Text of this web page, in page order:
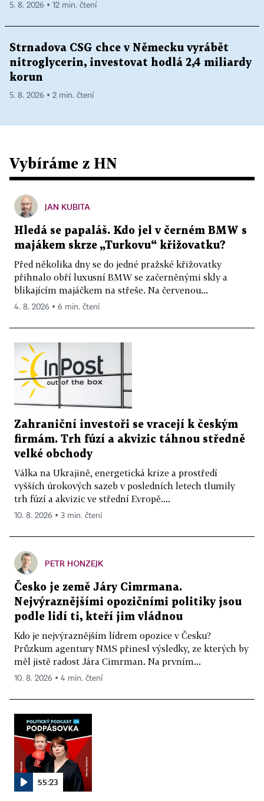
5. 8. 2026 ▪ 12 min. čtení
Strnadova CSG chce v Německu vyrábět
nitroglycerin, investovat hodlá 2,4 miliardy
korun
5. 8. 2026 ▪ 2 min. čtení
Vybíráme z HN
JAN KUBITA
Hledá se papaláš. Kdo jel v černém BMW s
majákem skrze „Turkovu“ křižovatku?
Před několika dny se do jedné pražské křižovatky
přihnalo obří luxusní BMW se začerněnými skly a
blikajícím majáčkem na střeše. Na červenou...
4. 8. 2026 ▪ 6 min. čtení
Zahraniční investoři se vracejí k českým
firmám. Trh fúzí a akvizic táhnou středně
velké obchody
Válka na Ukrajině, energetická krize a prostředí
vyšších úrokových sazeb v posledních letech tlumily
trh fúzí a akvizic ve střední Evropě....
10. 8. 2026 ▪ 3 min. čtení
PETR HONZEJK
Česko je země Járy Cimrmana.
Nejvýraznějšími opozičními politiky jsou
podle lidí ti, kteří jim vládnou
Kdo je nejvýraznějším lídrem opozice v Česku?
Průzkum agentury NMS přinesl výsledky, ze kterých by
měl jistě radost Jára Cimrman. Na prvním...
10. 8. 2026 ▪ 4 min. čtení
55:23